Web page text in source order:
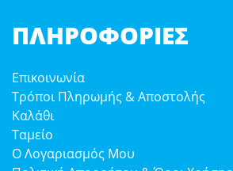
ΠΛΗΡΟΦΟΡΊΕΣ
Επικοινωνία
Τρόποι Πληρωμής & Αποστολής
Καλάθι
Ταμείο
Ο Λογαριασμός Μου